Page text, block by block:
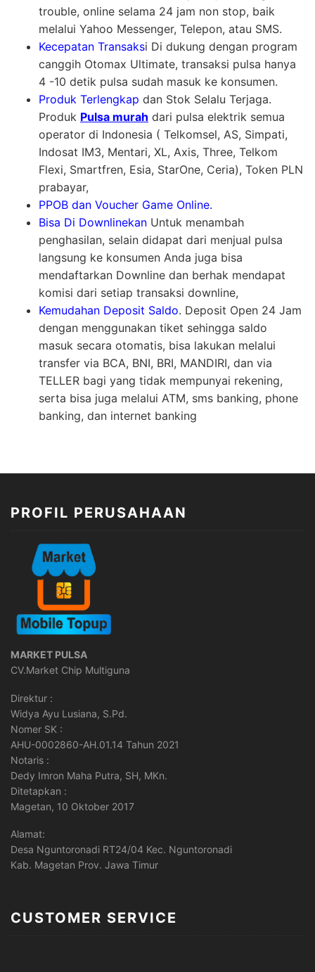
trouble, online selama 24 jam non stop, baik
melalui Yahoo Messenger, Telepon, atau SMS.
Kecepatan Transaksi Di dukung dengan program
canggih Otomax Ultimate, transaksi pulsa hanya
4 -10 detik pulsa sudah masuk ke konsumen.
Produk Terlengkap dan Stok Selalu Terjaga.
Produk Pulsa murah dari pulsa elektrik semua
operator di Indonesia ( Telkomsel, AS, Simpati,
Indosat IM3, Mentari, XL, Axis, Three, Telkom
Flexi, Smartfren, Esia, StarOne, Ceria), Token PLN
prabayar,
PPOB dan Voucher Game Online.
Bisa Di Downlinekan Untuk menambah
penghasilan, selain didapat dari menjual pulsa
langsung ke konsumen Anda juga bisa
mendaftarkan Downline dan berhak mendapat
komisi dari setiap transaksi downline,
Kemudahan Deposit Saldo. Deposit Open 24 Jam
dengan menggunakan tiket sehingga saldo
masuk secara otomatis, bisa lakukan melalui
transfer via BCA, BNI, BRI, MANDIRI, dan via
TELLER bagi yang tidak mempunyai rekening,
serta bisa juga melalui ATM, sms banking, phone
banking, dan internet banking
PROFIL PERUSAHAAN
MARKET PULSA
CV.Market Chip Multiguna
Direktur :
Widya Ayu Lusiana, S.Pd.
Nomer SK :
AHU-0002860-AH.01.14 Tahun 2021
Notaris :
Dedy Imron Maha Putra, SH, MKn.
Ditetapkan :
Magetan, 10 Oktober 2017
Alamat:
Desa Nguntoronadi RT24/04 Kec. Nguntoronadi
Kab. Magetan Prov. Jawa Timur
CUSTOMER SERVICE